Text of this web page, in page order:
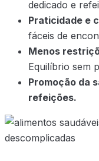
dedicado e
Praticidade e
fáceis de
Menos
Equilíbrio sem
Promoção da
refeições.